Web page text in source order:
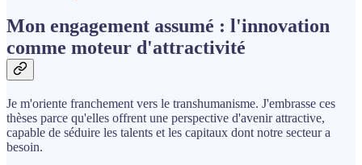
Mon engagement assumé : l'innovation
comme moteur d'attractivité
Je m'oriente franchement vers le transhumanisme. J'embrasse ces
thèses parce qu'elles offrent une perspective d'avenir attractive,
capable de séduire les talents et les capitaux dont notre secteur a
besoin.